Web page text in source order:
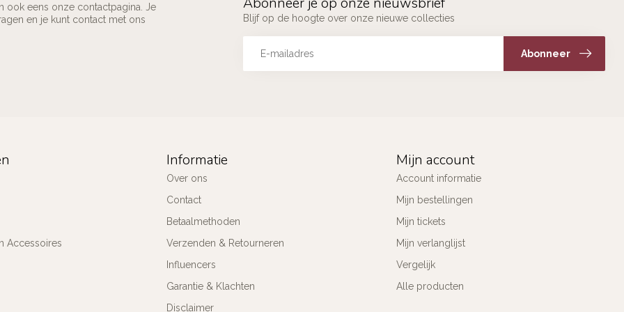
ook eens onze contactpagina. Je
en je kunt contact met ons
Blijf op de hoogte over onze nieuwe collecties
Abonneer
Accessoires
Informatie
Over ons
Contact
Betaalmethoden
Verzenden & Retourneren
Influencers
Garantie & Klachten
Disclaimer
Mijn account
Account informatie
Mijn bestellingen
Mijn tickets
Mijn verlanglijst
Vergelijk
Alle producten